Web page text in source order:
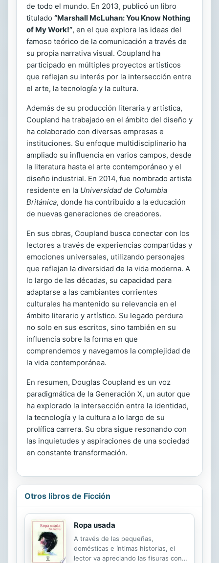
de todo el mundo. En 2013, publicó un libro
titulado “Marshall McLuhan: You Know Nothing
of My Work!”, en el que explora las ideas del
famoso teórico de la comunicación a través de
su propia narrativa visual. Coupland ha
participado en múltiples proyectos artísticos
que reflejan su interés por la intersección entre
el arte, la tecnología y la cultura.
Además de su producción literaria y artística,
Coupland ha trabajado en el ámbito del diseño y
ha colaborado con diversas empresas e
instituciones. Su enfoque multidisciplinario ha
ampliado su influencia en varios campos, desde
la literatura hasta el arte contemporáneo y el
diseño industrial. En 2014, fue nombrado artista
residente en la Universidad de Columbia
Británica, donde ha contribuido a la educación
de nuevas generaciones de creadores.
En sus obras, Coupland busca conectar con los
lectores a través de experiencias compartidas y
emociones universales, utilizando personajes
que reflejan la diversidad de la vida moderna. A
lo largo de las décadas, su capacidad para
adaptarse a las cambiantes corrientes
culturales ha mantenido su relevancia en el
ámbito literario y artístico. Su legado perdura
no solo en sus escritos, sino también en su
influencia sobre la forma en que
comprendemos y navegamos la complejidad de
la vida contemporánea.
En resumen, Douglas Coupland es un voz
paradigmática de la Generación X, un autor que
ha explorado la intersección entre la identidad,
la tecnología y la cultura a lo largo de su
prolífica carrera. Su obra sigue resonando con
las inquietudes y aspiraciones de una sociedad
en constante transformación.
Otros libros de Ficción
Ropa usada
A través de las pequeñas,
domésticas e íntimas historias, el
lector va apreciando las fisuras con